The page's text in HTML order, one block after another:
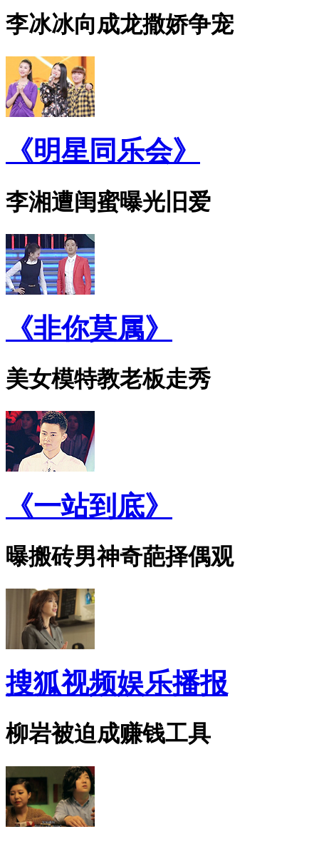
李冰冰向成龙撒娇争宠
《明星同乐会》
李湘遭闺蜜曝光旧爱
《非你莫属》
美女模特教老板走秀
《一站到底》
曝搬砖男神奇葩择偶观
搜狐视频娱乐播报
柳岩被迫成赚钱工具